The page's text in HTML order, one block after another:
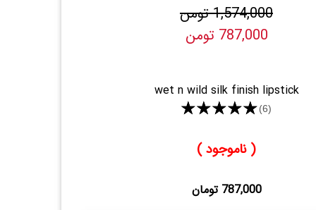
1,574,000 تومن
787,000 تومن
wet n wild silk finish lipstick
★★★★★(6)
( ناموجود )
787,000 تومان